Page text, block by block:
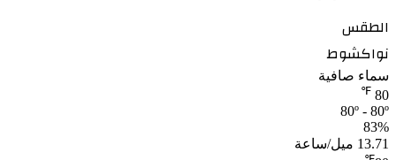
الطقس
نواكشوط
سماء صافية
80
℉
80º - 80º
83%
13.71 ميل/ساعة